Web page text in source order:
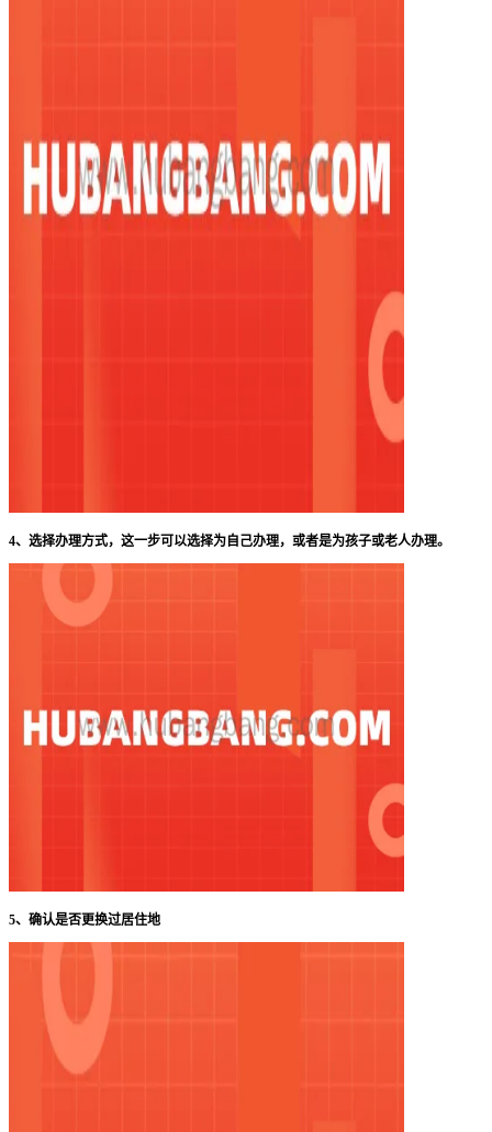
4、选择办理方式，这一步可以选择为自己办理，或者是为孩子或老人办理。
5、确认是否更换过居住地